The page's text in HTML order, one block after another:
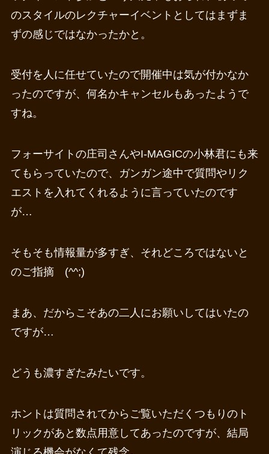
のスタイルのレクチャーイベントとしてはまずま
ずの感じではなかったかと。
受付を人に任せていたので開催中は気が付かなか
ったのですが、何名かキャンセルもあったようで
すね。
フォーサイトの庄司さんやI-MAGICの小林君にも来
てもらっていたので、ガンガン途中で質問やリク
エストを入れてくれるように言っていたのです
が…
そもそも情報量が多すぎ、それどころではないと
のご指摘 (^^;)
まあ、だからこそあの二人にお願いしてはいたの
ですが…
どうも濃すぎたみたいです。
ホントは質問されてからご覧いただくつもりのト
リックがあと数点用意してあったのですが、結局